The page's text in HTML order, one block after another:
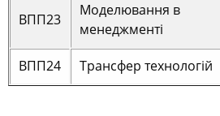
ВПП23
Моделювання в
менеджменті
ВПП24 Трансфер технологій